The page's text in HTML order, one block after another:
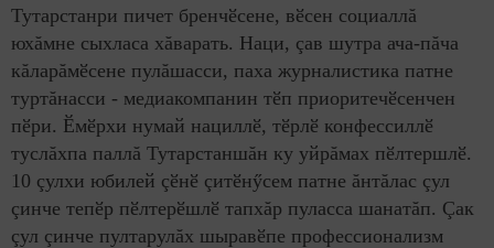
Тутарстанри пичет бренчӗсене, вӗсен социаллă
юхăмне сыхласа хăварать. Наци, çав шутра ача-пăча
кăларăмӗсене пулăшасси, паха журналистика патне
туртăнасси - медиакомпанин тӗп приоритечӗсенчен
пӗри. Ӗмӗрхи нумай нациллӗ, тӗрлӗ конфессиллӗ
туслăхпа паллă Тутарстаншăн ку уйрăмах пӗлтершлӗ.
10 çулхи юбилей çӗнӗ çитӗнӳсем патне ăнтăлас çул
çинче тепӗр пӗлтерӗшлӗ тапхăр пуласса шанатăп. Çак
çул çинче пултарулăх шыравӗпе профессионализм